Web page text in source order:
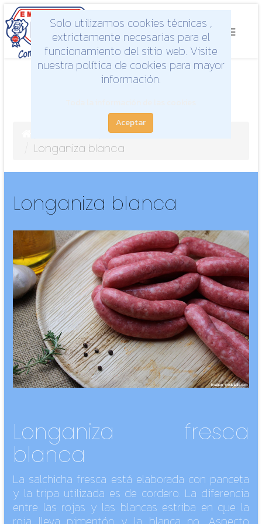
Solo utilizamos cookies técnicas ,
extrictamente necesarias para el
funcionamiento del sitio web. Visite
nuestra política de cookies para mayor
información.
Aceptar
Frescos
Longaniza blanca
Longaniza blanca
Longaniza fresca
blanca
La salchicha fresca está elaborada con panceta
y la tripa utilizada es de cordero. La diferencia
entre las rojas y las blancas estriba en que la